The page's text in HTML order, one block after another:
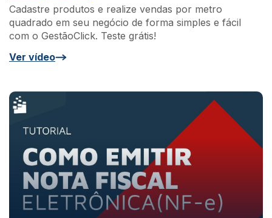
Cadastre produtos e realize vendas por metro
quadrado em seu negócio de forma simples e fácil
com o GestãoClick. Teste grátis!
Ver vídeo